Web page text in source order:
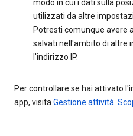
modo in cui i dati sulla
utilizzati da altre
Potresti comunque avere
salvati nell'ambito di altre
l'indirizzo IP.
Per controllare se hai attivato
app, visitaGestione attività.